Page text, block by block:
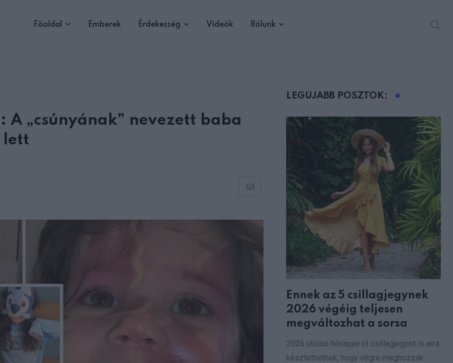
Főoldal Emberek Érdekesség Videók Rólunk
„csúnyának” nevezett baba
lett
Share
Email
LEGÚJABB POSZTOK:
Ennek az 5 csillagjegynek
2026 végéig teljesen
megváltozhat a sorsa
2026 utolsó hónapjai öt csillagjegyet is arra
késztethetnek, hogy végre meghozzák